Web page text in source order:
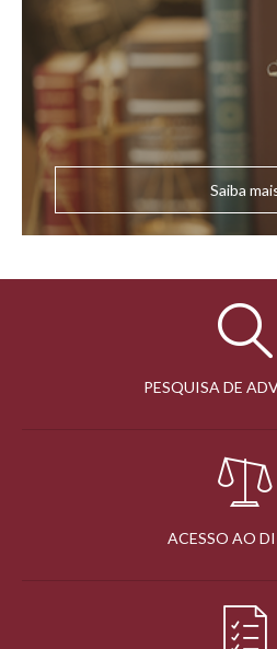
Saiba
PESQUISA DE
ACESSO AO